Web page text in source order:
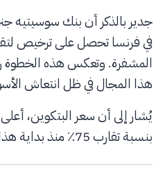
جدير بالذكر أن بنك سوسيتيه
في فرنسا تحصل على ترخيص
المشفرة. وتعكس هذه الخطوة
هذا المجال في ظل انتعاش
يُشار إلى أن سعر البتكوين،
بنسبة تقارب 75٪ منذ بداية هذا العام.